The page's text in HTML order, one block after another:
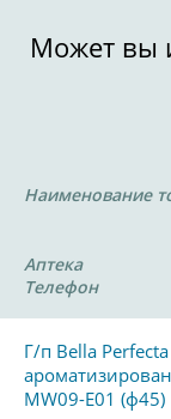
Может вы
Наименование
Аптека
Телефон
Г/п Bella
MW09-E01 (ф45)